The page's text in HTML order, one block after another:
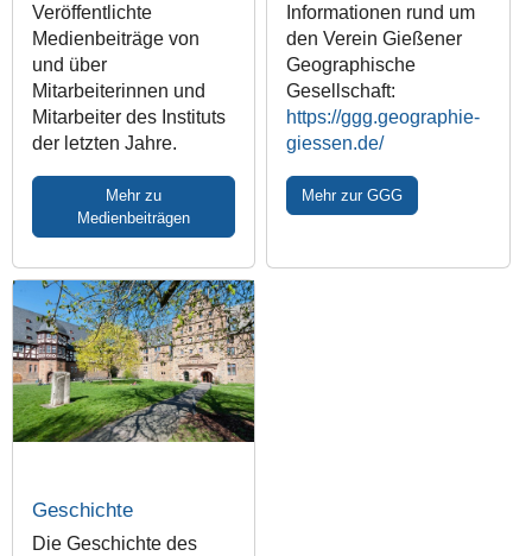
Veröffentlichte
Medienbeiträge von
und über
Mitarbeiterinnen und
Mitarbeiter des Instituts
der letzten Jahre.
Mehr zu
Medienbeiträgen
Informationen rund um
den Verein Gießener
Geographische
Gesellschaft:
https://ggg.geographie-
giessen.de/
Mehr zur GGG
Geschichte
Die Geschichte des